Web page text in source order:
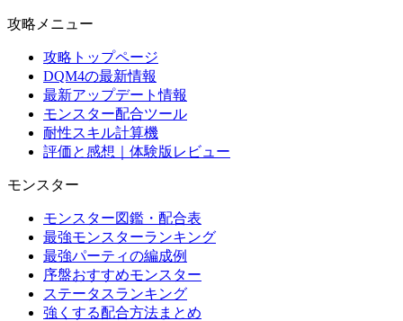
攻略メニュー
攻略トップページ
DQM4の最新情報
最新アップデート情報
モンスター配合ツール
耐性スキル計算機
評価と感想｜体験版レビュー
モンスター
モンスター図鑑・配合表
最強モンスターランキング
最強パーティの編成例
序盤おすすめモンスター
ステータスランキング
強くする配合方法まとめ